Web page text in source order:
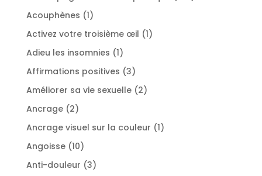
Acouphènes 11
produit
Activez votre troisième œil 11
Adieu les insomnies 11
produit
Affirmations positives 33
produits
Améliorer sa vie sexuelle 22
Ancrage 22
produits
Ancrage visuel sur la couleur 11
Angoisse 1010
produits
Anti-douleur 33